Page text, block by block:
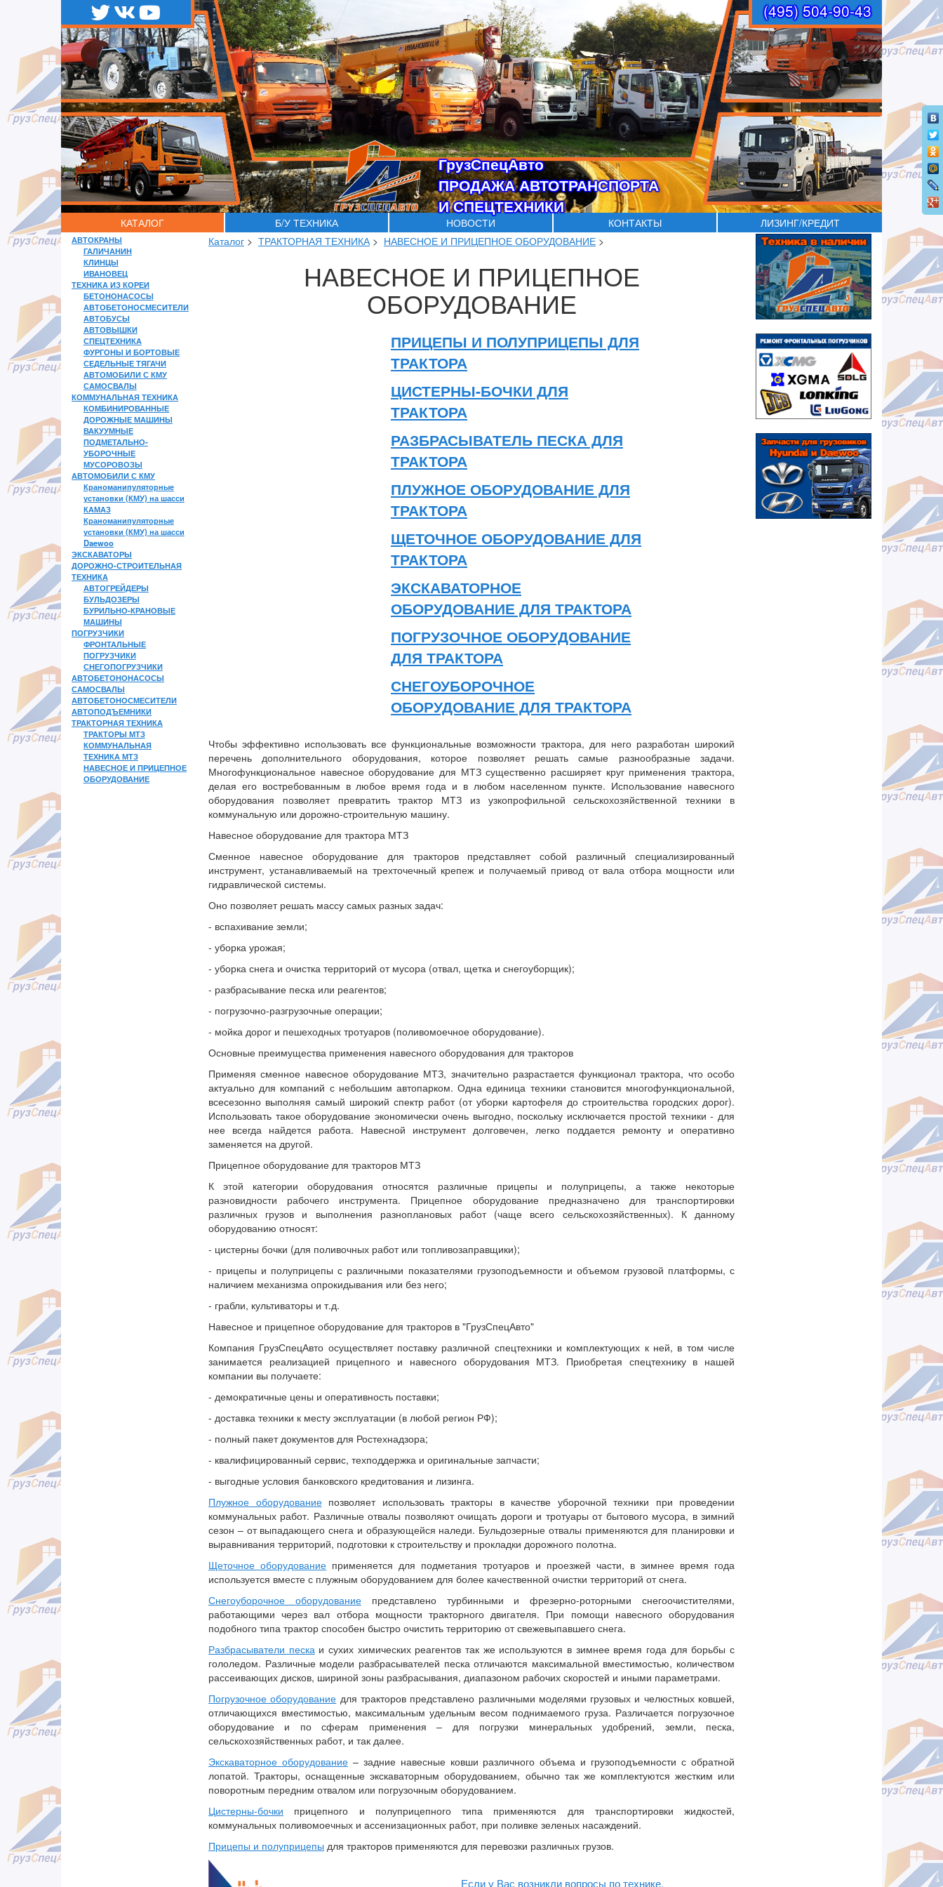
ГрузСпецАвто
ПРОДАЖА АВТОТРАНСПОРТА
И СПЕЦТЕХНИКИ
(495) 504-90-43
КАТАЛОГ Б/У ТЕХНИКА НОВОСТИ КОНТАКТЫ ЛИЗИНГ/КРЕДИТ
АВТОКРАНЫ
ГАЛИЧАНИН
КЛИНЦЫ
ИВАНОВЕЦ
ТЕХНИКА ИЗ КОРЕИ
БЕТОНОНАСОСЫ
АВТОБЕТОНОСМЕСИТЕЛИ
АВТОБУСЫ
АВТОВЫШКИ
СПЕЦТЕХНИКА
ФУРГОНЫ И БОРТОВЫЕ
СЕДЕЛЬНЫЕ ТЯГАЧИ
АВТОМОБИЛИ С КМУ
САМОСВАЛЫ
КОММУНАЛЬНАЯ ТЕХНИКА
КОМБИНИРОВАННЫЕ
ДОРОЖНЫЕ МАШИНЫ
ВАКУУМНЫЕ
ПОДМЕТАЛЬНО-
УБОРОЧНЫЕ
МУСОРОВОЗЫ
АВТОМОБИЛИ С КМУ
Краноманипуляторные
установки (КМУ) на шасси
КАМАЗ
Краноманипуляторные
установки (КМУ) на шасси
Daewoo
ЭКСКАВАТОРЫ
ДОРОЖНО-СТРОИТЕЛЬНАЯ
ТЕХНИКА
АВТОГРЕЙДЕРЫ
БУЛЬДОЗЕРЫ
БУРИЛЬНО-КРАНОВЫЕ
МАШИНЫ
ПОГРУЗЧИКИ
ФРОНТАЛЬНЫЕ
ПОГРУЗЧИКИ
СНЕГОПОГРУЗЧИКИ
АВТОБЕТОНОНАСОСЫ
САМОСВАЛЫ
АВТОБЕТОНОСМЕСИТЕЛИ
АВТОПОДЪЕМНИКИ
ТРАКТОРНАЯ ТЕХНИКА
ТРАКТОРЫ МТЗ
КОММУНАЛЬНАЯ
ТЕХНИКА МТЗ
НАВЕСНОЕ И ПРИЦЕПНОЕ
ОБОРУДОВАНИЕ
Каталог > ТРАКТОРНАЯ ТЕХНИКА> НАВЕСНОЕ И ПРИЦЕПНОЕ ОБОРУДОВАНИЕ >
НАВЕСНОЕ И ПРИЦЕПНОЕ
ОБОРУДОВАНИЕ
ПРИЦЕПЫ И ПОЛУПРИЦЕПЫ ДЛЯ
ТРАКТОРА
ЦИСТЕРНЫ-БОЧКИ ДЛЯ
ТРАКТОРА
РАЗБРАСЫВАТЕЛЬ ПЕСКА ДЛЯ
ТРАКТОРА
ПЛУЖНОЕ ОБОРУДОВАНИЕ ДЛЯ
ТРАКТОРА
ЩЕТОЧНОЕ ОБОРУДОВАНИЕ ДЛЯ
ТРАКТОРА
ЭКСКАВАТОРНОЕ
ОБОРУДОВАНИЕ ДЛЯ ТРАКТОРА
ПОГРУЗОЧНОЕ ОБОРУДОВАНИЕ
ДЛЯ ТРАКТОРА
СНЕГОУБОРОЧНОЕ
ОБОРУДОВАНИЕ ДЛЯ ТРАКТОРА
Чтобы эффективно использовать все функциональные возможности трактора, для него разработан широкий
перечень дополнительного оборудования, которое позволяет решать самые разнообразные задачи.
Многофункциональное навесное оборудование для МТЗ существенно расширяет круг применения трактора,
делая его востребованным в любое время года и в любом населенном пункте. Использование навесного
оборудования позволяет превратить трактор МТЗ из узкопрофильной сельскохозяйственной техники в
коммунальную или дорожно-строительную машину.
Навесное оборудование для трактора МТЗ
Сменное навесное оборудование для тракторов представляет собой различный специализированный
инструмент, устанавливаемый на трехточечный крепеж и получаемый привод от вала отбора мощности или
гидравлической системы.
Оно позволяет решать массу самых разных задач:
- вспахивание земли;
- уборка урожая;
- уборка снега и очистка территорий от мусора (отвал, щетка и снегоуборщик);
- разбрасывание песка или реагентов;
- погрузочно-разгрузочные операции;
- мойка дорог и пешеходных тротуаров (поливомоечное оборудование).
Основные преимущества применения навесного оборудования для тракторов
Применяя сменное навесное оборудование МТЗ, значительно разрастается функционал трактора, что особо
актуально для компаний с небольшим автопарком. Одна единица техники становится многофункциональной,
всесезонно выполняя самый широкий спектр работ (от уборки картофеля до строительства городских дорог).
Использовать такое оборудование экономически очень выгодно, поскольку исключается простой техники - для
нее всегда найдется работа. Навесной инструмент долговечен, легко поддается ремонту и оперативно
заменяется на другой.
Прицепное оборудование для тракторов МТЗ
К этой категории оборудования относятся различные прицепы и полуприцепы, а также некоторые
разновидности рабочего инструмента. Прицепное оборудование предназначено для транспортировки
различных грузов и выполнения разноплановых работ (чаще всего сельскохозяйственных). К данному
оборудованию относят:
- цистерны бочки (для поливочных работ или топливозаправщики);
- прицепы и полуприцепы с различными показателями грузоподъемности и объемом грузовой платформы, с
наличием механизма опрокидывания или без него;
- грабли, культиваторы и т.д.
Навесное и прицепное оборудование для тракторов в "ГрузСпецАвто"
Компания ГрузСпецАвто осуществляет поставку различной спецтехники и комплектующих к ней, в том числе
занимается реализацией прицепного и навесного оборудования МТЗ. Приобретая спецтехнику в нашей
компании вы получаете:
- демократичные цены и оперативность поставки;
- доставка техники к месту эксплуатации (в любой регион РФ);
- полный пакет документов для Ростехнадзора;
- квалифицированный сервис, техподдержка и оригинальные запчасти;
- выгодные условия банковского кредитования и лизинга.
Плужное оборудованиепозволяет использовать тракторы в качестве уборочной техники при проведении
коммунальных работ. Различные отвалы позволяют очищать дороги и тротуары от бытового мусора, в зимний
сезон – от выпадающего снега и образующейся наледи. Бульдозерные отвалы применяются для планировки и
выравнивания территорий, подготовки к строительству и прокладки дорожного полотна.
Щеточное оборудование применяется для подметания тротуаров и проезжей части, в зимнее время года
используется вместе с плужным оборудованием для более качественной очистки территорий от снега.
Снегоуборочное оборудованиепредставлено турбинными и фрезерно-роторными снегоочистителями,
работающими через вал отбора мощности тракторного двигателя. При помощи навесного оборудования
подобного типа трактор способен быстро очистить территорию от свежевыпавшего снега.
Разбрасыватели пескаи сухих химических реагентов так же используются в зимнее время года для борьбы с
гололедом. Различные модели разбрасывателей песка отличаются максимальной вместимостью, количеством
рассеивающих дисков, шириной зоны разбрасывания, диапазоном рабочих скоростей и иными параметрами.
Погрузочное оборудование для тракторов представлено различными моделями грузовых и челюстных ковшей,
отличающихся вместимостью, максимальным удельным весом поднимаемого груза. Различается погрузочное
оборудование и по сферам применения – для погрузки минеральных удобрений, земли, песка,
сельскохозяйственных работ, и так далее.
Экскаваторное оборудование– задние навесные ковши различного объема и грузоподъемности с обратной
лопатой. Тракторы, оснащенные экскаваторным оборудованием, обычно так же комплектуются жестким или
поворотным передним отвалом или погрузочным оборудованием.
Цистерны-бочки прицепного и полуприцепного типа применяются для транспортировки жидкостей,
коммунальных поливомоечных и ассенизационных работ, при поливке зеленых насаждений.
Прицепы и полуприцепы для тракторов применяются для перевозки различных грузов.
Если у Вас возникли вопросы по технике,